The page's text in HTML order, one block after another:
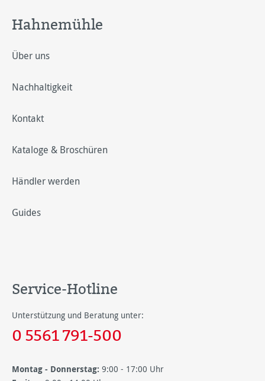
Hahnemühle
Über uns
Nachhaltigkeit
Kontakt
Kataloge & Broschüren
Händler werden
Guides
Service-Hotline
Unterstützung und Beratung unter:
0 5561 791-500
Montag - Donnerstag: 9:00 - 17:00 Uhr